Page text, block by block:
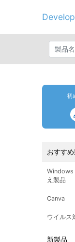
初
おすす
Windows
え製品
Canva
ウイルス
新製品